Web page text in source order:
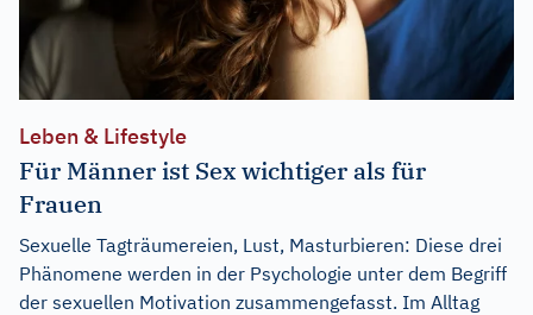
Leben & Lifestyle
Für Männer ist Sex wichtiger als für
Frauen
Sexuelle Tagträumereien, Lust, Masturbieren: Diese drei
Phänomene werden in der Psychologie unter dem Begriff
der sexuellen Motivation zusammengefasst. Im Alltag